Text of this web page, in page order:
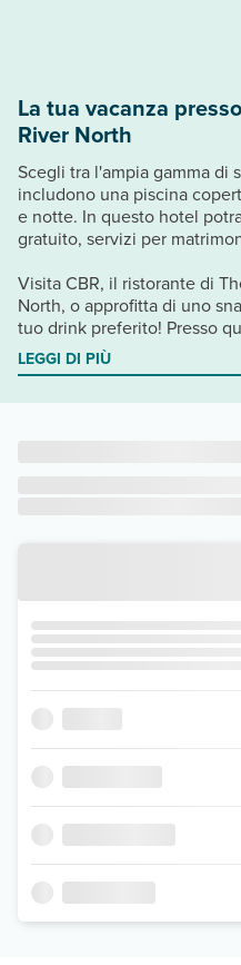
La tua vacanza
River North
Scegli tra l'ampia gamma
includono una piscina
e notte. In questo hotel
gratuito, servizi per
Visita CBR, il ristorante di
North, o approfitta di uno
tuo drink preferito! Presso
LEGGI DI PIÙ